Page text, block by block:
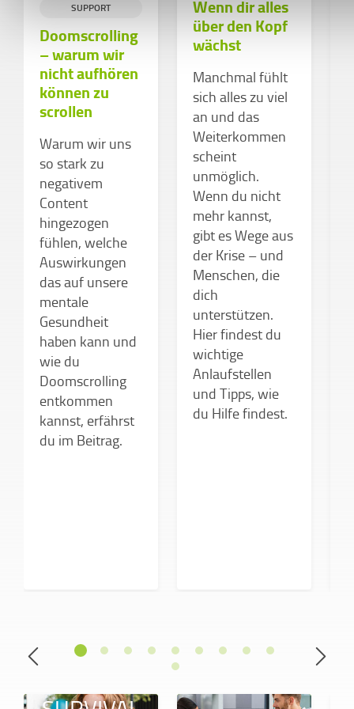
SUPPORT
Doomscrolling
– warum wir
nicht aufhören
können zu
scrollen
Warum wir uns
so stark zu
negativem
Content
hingezogen
fühlen, welche
Auswirkungen
das auf unsere
mentale
Gesundheit
haben kann und
wie du
Doomscrolling
entkommen
kannst, erfährst
du im Beitrag.
Wenn dir alles
über den Kopf
wächst
Manchmal fühlt
sich alles zu viel
an und das
Weiterkommen
scheint
unmöglich.
Wenn du nicht
mehr kannst,
gibt es Wege aus
der Krise – und
Menschen, die
dich
unterstützen.
Hier findest du
wichtige
Anlaufstellen
und Tipps, wie
du Hilfe findest.